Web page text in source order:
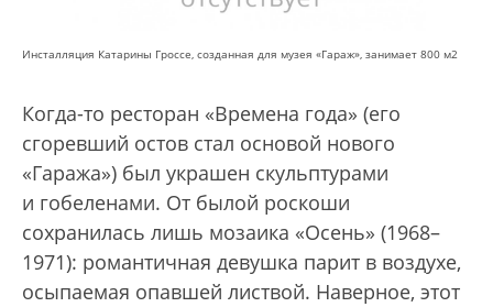
Инсталляция Катарины Гроссе, созданная для музея «Гараж», занимает 800 м2
Когда-то ресторан «Времена года» (его
сгоревший остов стал основой нового
«Гаража») был украшен скульптурами
и гобеленами. От былой роскоши
сохранилась лишь мозаика «Осень» (1968–
1971): романтичная девушка парит в воздухе,
осыпаемая опавшей листвой. Наверное, этот